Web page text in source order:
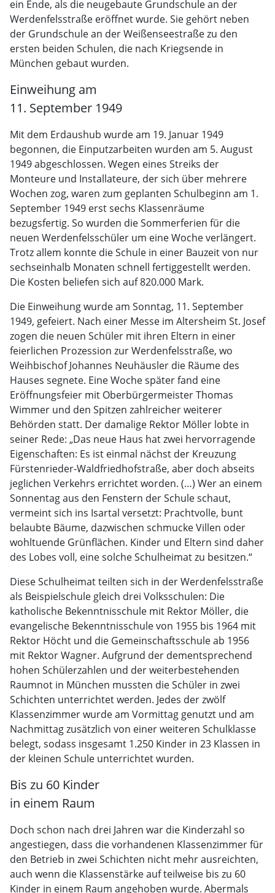
ein Ende, als die neugebaute Grundschule an der
Werdenfelsstraße eröffnet wurde. Sie gehört neben
der Grundschule an der Weißenseestraße zu den
ersten beiden Schulen, die nach Kriegsende in
München gebaut wurden.
Einweihung am
11. September 1949
Mit dem Erdaushub wurde am 19. Januar 1949
begonnen, die Einputzarbeiten wurden am 5. August
1949 abgeschlossen. Wegen eines Streiks der
Monteure und Installateure, der sich über mehrere
Wochen zog, waren zum geplanten Schulbeginn am 1.
September 1949 erst sechs Klassenräume
bezugsfertig. So wurden die Sommerferien für die
neuen Werdenfelsschüler um eine Woche verlängert.
Trotz allem konnte die Schule in einer Bauzeit von nur
sechseinhalb Monaten schnell fertiggestellt werden.
Die Kosten beliefen sich auf 820.000 Mark.
Die Einweihung wurde am Sonntag, 11. September
1949, gefeiert. Nach einer Messe im Altersheim St. Josef
zogen die neuen Schüler mit ihren Eltern in einer
feierlichen Prozession zur Werdenfelsstraße, wo
Weihbischof Johannes Neuhäusler die Räume des
Hauses segnete. Eine Woche später fand eine
Eröffnungsfeier mit Oberbürgermeister Thomas
Wimmer und den Spitzen zahlreicher weiterer
Behörden statt. Der damalige Rektor Möller lobte in
seiner Rede: „Das neue Haus hat zwei hervorragende
Eigenschaften: Es ist einmal nächst der Kreuzung
Fürstenrieder-Waldfriedhofstraße, aber doch abseits
jeglichen Verkehrs errichtet worden. (…) Wer an einem
Sonnentag aus den Fenstern der Schule schaut,
vermeint sich ins Isartal versetzt: Prachtvolle, bunt
belaubte Bäume, dazwischen schmucke Villen oder
wohltuende Grünflächen. Kinder und Eltern sind daher
des Lobes voll, eine solche Schulheimat zu besitzen.“
Diese Schulheimat teilten sich in der Werdenfelsstraße
als Beispielschule gleich drei Volksschulen: Die
katholische Bekenntnisschule mit Rektor Möller, die
evangelische Bekenntnisschule von 1955 bis 1964 mit
Rektor Höcht und die Gemeinschaftsschule ab 1956
mit Rektor Wagner. Aufgrund der dementsprechend
hohen Schülerzahlen und der weiterbestehenden
Raumnot in München mussten die Schüler in zwei
Schichten unterrichtet werden. Jedes der zwölf
Klassenzimmer wurde am Vormittag genutzt und am
Nachmittag zusätzlich von einer weiteren Schulklasse
belegt, sodass insgesamt 1.250 Kinder in 23 Klassen in
der kleinen Schule unterrichtet wurden.
Bis zu 60 Kinder
in einem Raum
Doch schon nach drei Jahren war die Kinderzahl so
angestiegen, dass die vorhandenen Klassenzimmer für
den Betrieb in zwei Schichten nicht mehr ausreichten,
auch wenn die Klassenstärke auf teilweise bis zu 60
Kinder in einem Raum angehoben wurde. Abermals